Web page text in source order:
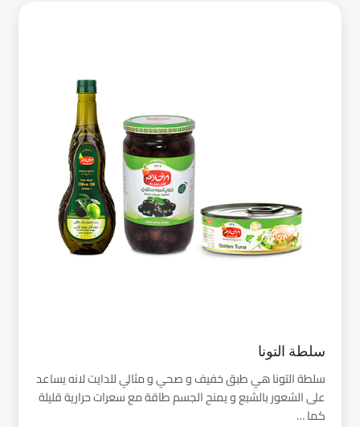
سلطة التونا
سلطة التونا هي طبق خفيف و صحي و مثالي للدايت لانه يساعد
على الشعور بالشبع و يمنح الجسم طاقة مع سعرات حرارية قليلة
كما …